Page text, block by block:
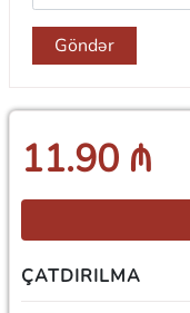
Göndər
11.90 ₼
ÇATDIRILMA